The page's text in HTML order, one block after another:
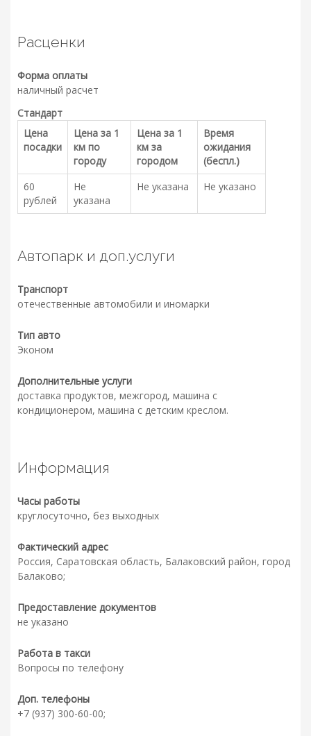
Расценки
Форма оплаты
наличный расчет
Стандарт
Цена
посадки
Цена за 1
км по
городу
Цена за 1
км за
городом
Время
ожидания
(беспл.)
60
рублей
Не
указана
Не указана Не указано
Автопарк и доп.услуги
Транспорт
отечественные автомобили и иномарки
Тип авто
Эконом
Дополнительные услуги
доставка продуктов, межгород, машина с
кондиционером, машина с детским креслом.
Информация
Часы работы
круглосуточно, без выходных
Фактический адрес
Россия, Саратовская область, Балаковский район, город
Балаково;
Предоставление документов
не указано
Работа в такси
Вопросы по телефону
Доп. телефоны
+7 (937) 300-60-00;